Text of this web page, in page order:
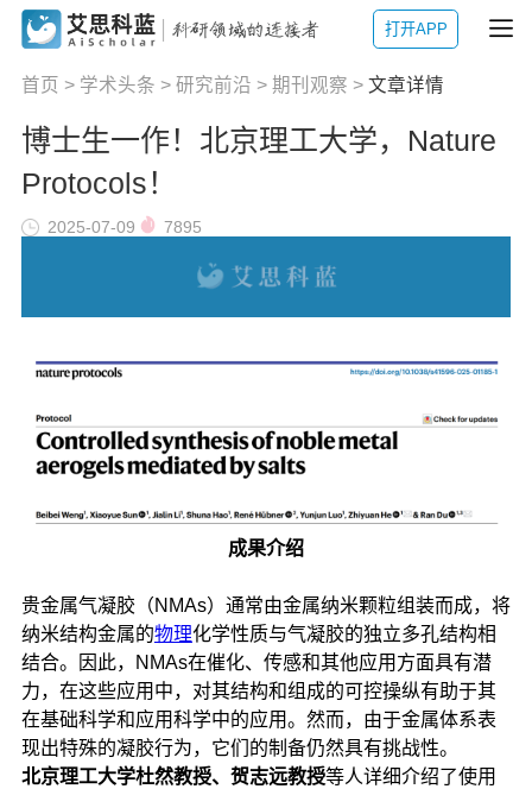
打开APP
首页 > 学术头条 > 研究前沿 > 期刊观察 > 文章详情
博士生一作！北京理工大学，Nature
Protocols！
2025-07-09 7895
成果介绍
贵金属气凝胶（NMAs）通常由金属纳米颗粒组装而成，将
纳米结构金属的物理化学性质与气凝胶的独立多孔结构相
结合。因此，NMAs在催化、传感和其他应用方面具有潜
力，在这些应用中，对其结构和组成的可控操纵有助于其
在基础科学和应用科学中的应用。然而，由于金属体系表
现出特殊的凝胶行为，它们的制备仍然具有挑战性。
北京理工大学杜然教授、贺志远教授等人详细介绍了使用